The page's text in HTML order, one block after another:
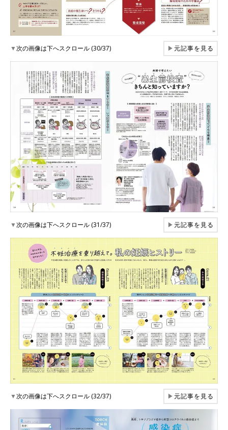
▼次の画像は下へスクロール (30/37) ▶元記事を見る
▼次の画像は下へスクロール (31/37) ▶元記事を見る
▼次の画像は下へスクロール (32/37) ▶元記事を見る